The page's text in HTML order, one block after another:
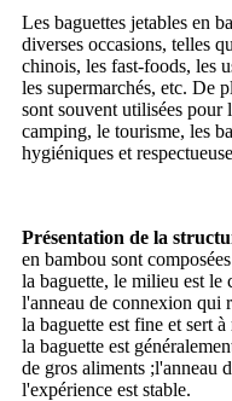
Les baguettes jetables en
diverses occasions, telles
chinois, les fast-foods, les
les supermarchés, etc. De
sont souvent utilisées pour
camping, le tourisme, les
hygiéniques et
Présentation de la
en bambou sont
la baguette, le milieu est le
l'anneau de connexion qui
la baguette est fine et sert
la baguette est
de gros aliments ;l'anneau
l'expérience est stable.